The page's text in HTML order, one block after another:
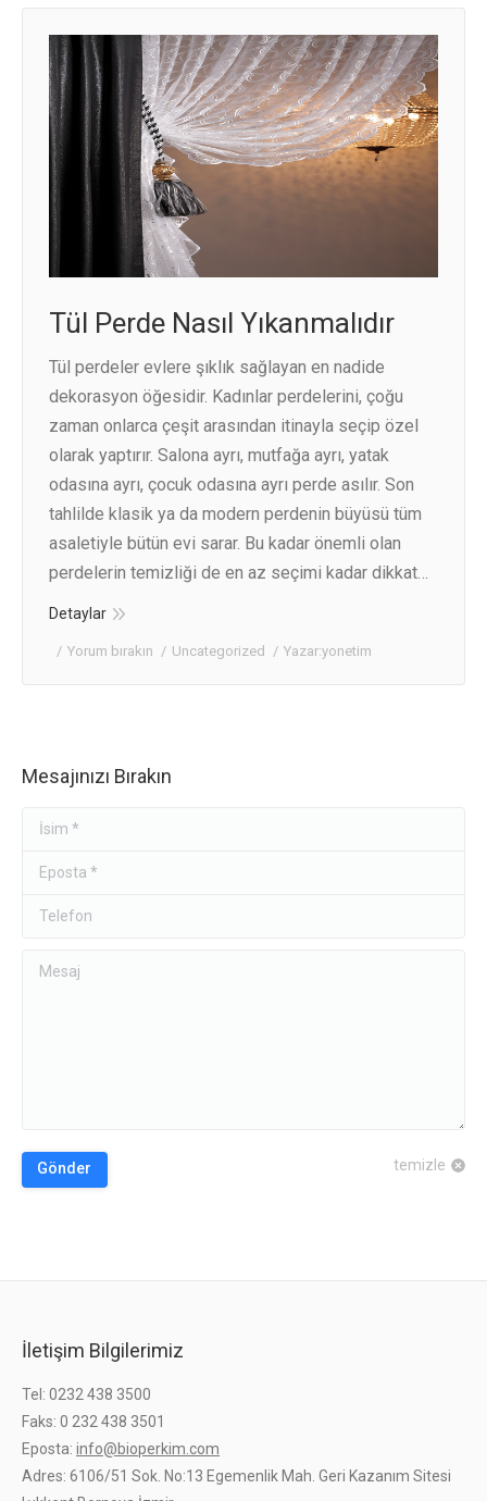
Tül Perde Nasıl Yıkanmalıdır
Tül perdeler evlere şıklık sağlayan en nadide
dekorasyon öğesidir. Kadınlar perdelerini, çoğu
zaman onlarca çeşit arasından itinayla seçip özel
olarak yaptırır. Salona ayrı, mutfağa ayrı, yatak
odasına ayrı, çocuk odasına ayrı perde asılır. Son
tahlilde klasik ya da modern perdenin büyüsü tüm
asaletiyle bütün evi sarar. Bu kadar önemli olan
perdelerin temizliği de en az seçimi kadar dikkat…
Detaylar
Yorum bırakın Uncategorized Yazar:yonetim
Mesajınızı Bırakın
İsim *
Eposta *
Telefon
Mesaj
Gönder temizle
İletişim Bilgilerimiz
Tel: 0232 438 3500
Faks: 0 232 438 3501
Eposta: info@bioperkim.com
Adres: 6106/51 Sok. No:13 Egemenlik Mah. Geri Kazanım Sitesi